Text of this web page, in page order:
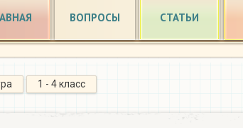
ВОПРОСЫ СТАТЬИ
1 - 4 класс